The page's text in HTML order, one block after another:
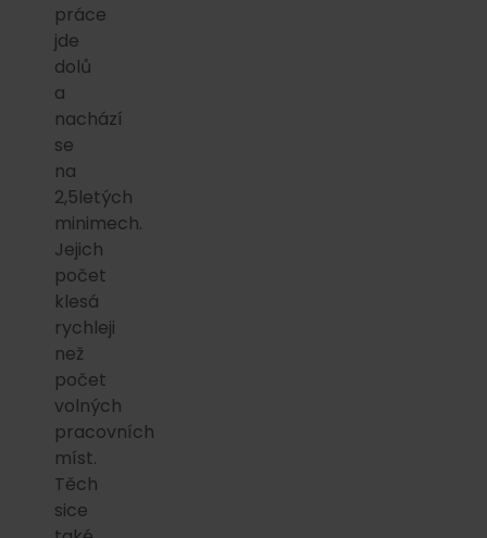
práce
jde
dolů
a
nachází
se
na
2,5letých
minimech.
Jejich
počet
klesá
rychleji
než
počet
volných
pracovních
míst.
Těch
sice